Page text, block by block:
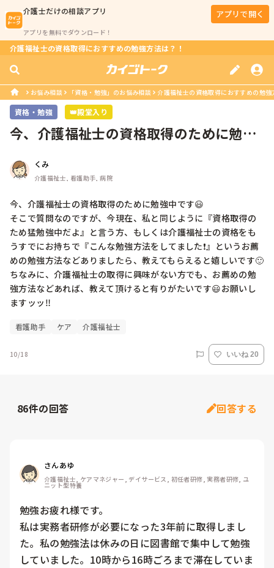
介護士だけの相談アプリ
アプリを無料でダウンロード！
アプリで開く
介護福祉士の資格取得におすすめの勉強方法は？！
お悩み相談 「資格・勉強」のお悩み相談 介護福祉士の資格取得におすすめの勉強
資格・勉強 👑殿堂入り
今、介護福祉士の資格取得のために勉強
くみ
介護福祉士, 看護助手, 病院
今、介護福祉士の資格取得のために勉強中です😃
そこで質問なのですが、今現在、私と同じように『資格取得の
ため猛勉強中だよ』と言う方、もしくは介護福祉士の資格をも
うすでにお持ちで『こんな勉強方法をしてました❗』というお薦
めの勉強方法などありましたら、教えてもらえると嬉しいです🙂
ちなみに、介護福祉士の取得に興味がない方でも、お薦めの勉
強方法などあれば、教えて頂けると有りがたいです😃お願いし
ますッッ‼️
看護助手 ケア 介護福祉士
10/18 いいね 20
86件の回答 回答する
さんあゆ
介護福祉士, ケアマネジャー, デイサービス, 初任者研修, 実務者研修, ユ
ニット型特養
勉強お疲れ様です。
私は実務者研修が必要になった3年前に取得しまし
た。私の勉強法は休みの日に図書館で集中して勉強
していました。10時から16時ごろまで滞在していま